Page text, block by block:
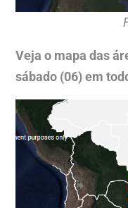
Veja o mapa das
sábado (06) em